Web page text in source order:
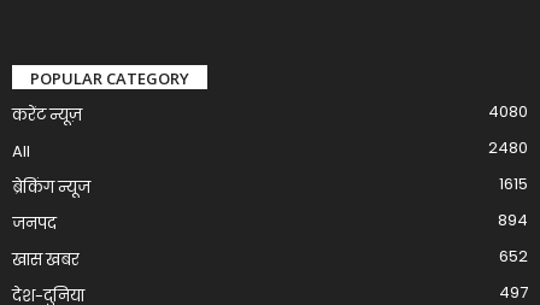
POPULAR CATEGORY
करेंट न्यूज़
4080
All
2480
ब्रेकिंग न्यूज
1615
जनपद
894
खास खबर
652
देश-दुनिया
497